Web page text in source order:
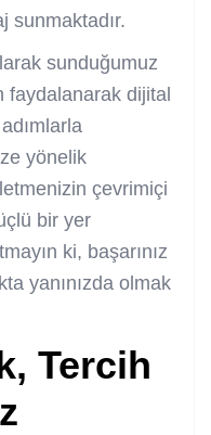
sunmaktadır.
sunduğumuz
dijital
yönelik
çevrimiçi
bir yer
ki, başarınız
yanınızda olmak
Tercih